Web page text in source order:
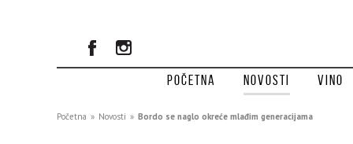
Početna Novosti Vino
Početna » Novosti » Bordo se naglo okreće mlađim generacijama